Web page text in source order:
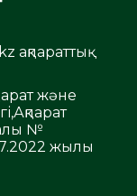
және
№
жылы